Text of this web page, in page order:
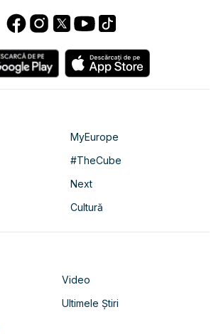
MyEurope
#TheCube
Next
Cultură
Video
Ultimele Știri